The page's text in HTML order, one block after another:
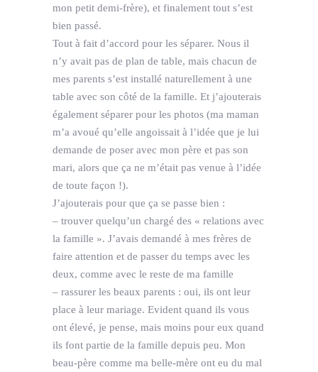
mon petit demi-frère), et finalement tout s’est
bien passé.
Tout à fait d’accord pour les séparer. Nous il
n’y avait pas de plan de table, mais chacun de
mes parents s’est installé naturellement à une
table avec son côté de la famille. Et j’ajouterais
également séparer pour les photos (ma maman
m’a avoué qu’elle angoissait à l’idée que je lui
demande de poser avec mon père et pas son
mari, alors que ça ne m’était pas venue à l’idée
de toute façon !).
J’ajouterais pour que ça se passe bien :
– trouver quelqu’un chargé des « relations avec
la famille ». J’avais demandé à mes frères de
faire attention et de passer du temps avec les
deux, comme avec le reste de ma famille
– rassurer les beaux parents : oui, ils ont leur
place à leur mariage. Evident quand ils vous
ont élevé, je pense, mais moins pour eux quand
ils font partie de la famille depuis peu. Mon
beau-père comme ma belle-mère ont eu du mal